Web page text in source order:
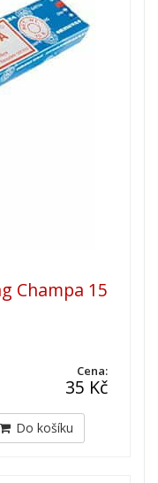
Champa 15
Cena:
35 Kč
Do košíku